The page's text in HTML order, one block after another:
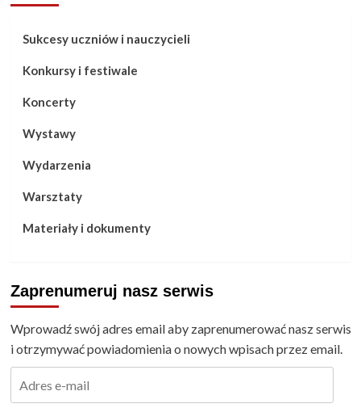
Sukcesy uczniów i nauczycieli
Konkursy i festiwale
Koncerty
Wystawy
Wydarzenia
Warsztaty
Materiały i dokumenty
Zaprenumeruj nasz serwis
Wprowadź swój adres email aby zaprenumerować nasz serwis
i otrzymywać powiadomienia o nowych wpisach przez email.